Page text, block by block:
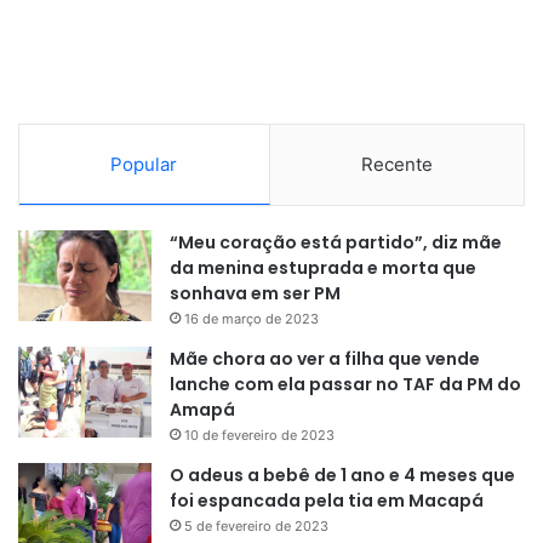
milhares de mortos ao longo dos
anos. É uma terra de ninguém,
uma zona de grupos armados e
de influência de Ruanda, que
explora recursos naturais a seu
favor. Esses grupos exploram, por
exemplo, o coltan [mineral crítico]
e depois ele é exportado via
Ruanda”, afirma o especialista.
Natural de Angola, o professor acrescenta que as equipes
Popular Recente
“Meu coração está partido”, diz mãe
da menina estuprada e morta que
sonhava em ser PM
16 de março de 2023
Mãe chora ao ver a filha que vende
lanche com ela passar no TAF da PM do
Amapá
10 de fevereiro de 2023
O adeus a bebê de 1 ano e 4 meses que
foi espancada pela tia em Macapá
5 de fevereiro de 2023